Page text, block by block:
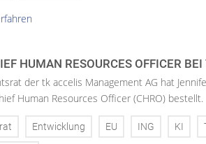
HUMAN RESOURCES OFFICER
der tk accelis Management AG hat
Human Resources Officer (CHRO) bestellt.
Entwicklung EU ING KI